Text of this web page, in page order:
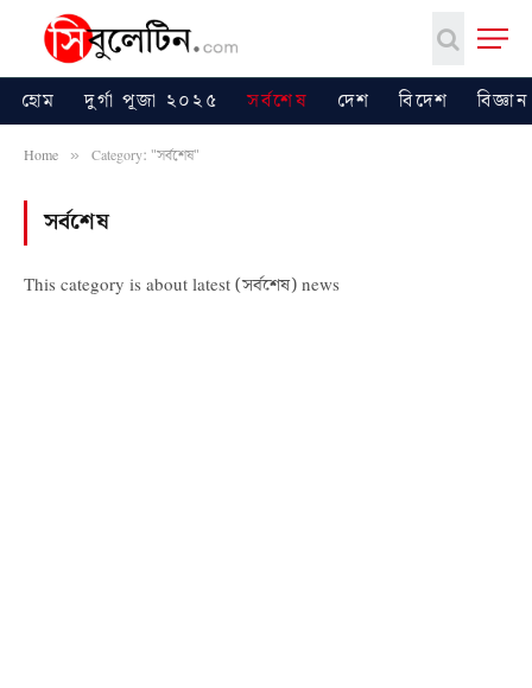
হোম দুর্গা পূজা ২০২৫ সর্বশেষ দেশ বিদেশ
Home » Category: "সর্বশেষ"
সর্বশেষ
This category is about latest (সর্বশেষ) news